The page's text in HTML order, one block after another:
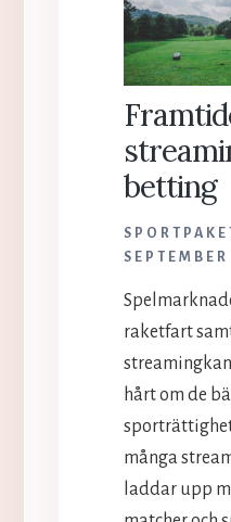
betting
raketfart
hårt om de
många
laddar upp